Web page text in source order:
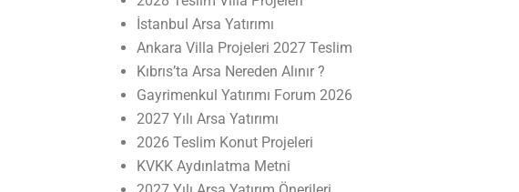
İstanbul Arsa Yatırımı
Ankara Villa Projeleri 2027 Teslim
Kıbrıs’ta Arsa Nereden Alınır ?
Gayrimenkul Yatırımı Forum 2026
2027 Yılı Arsa Yatırımı
2026 Teslim Konut Projeleri
KVKK Aydınlatma Metni